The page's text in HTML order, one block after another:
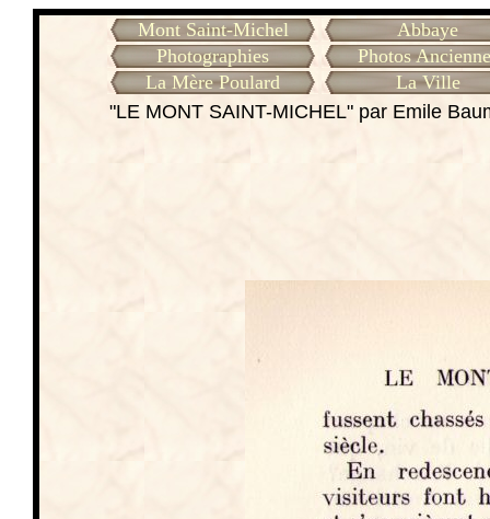
Mont Saint-Michel
Abbaye
Photographies
Photos
La Mère Poulard
La Ville
"LE MONT SAINT-MICHEL" par Emile